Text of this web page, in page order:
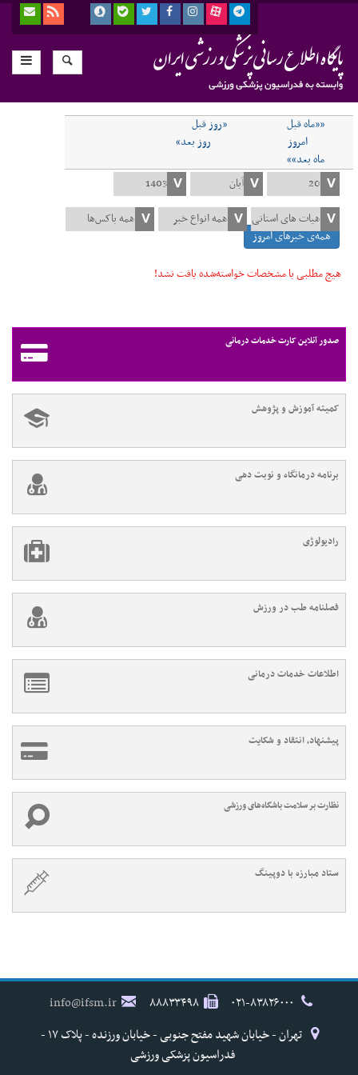
««ماه قبل
«روز قبل
امروز
روز بعد»
ماه بعد»»
همه‌ی خبرهای امروز
هیچ مطلبی با مشخصات خواسته‌شده یافت نشد!
صدور آنلاین کارت خدمات درمانی
کمیته آموزش و پژوهش
برنامه درمانگاه و نوبت دهی
رادیولوژی
فصلنامه طب در ورزش
اطلاعات خدمات درمانی
پیشنهاد، انتقاد و شکایت
نظارت بر سلامت باشگاه‌های ورزشی
ستاد مبارزه با دوپینگ
۸۸۸۳۳۴۹۸
info@ifsm.ir
تهران - خیابان شهید مفتح جنوبی - خیابان ورزنده - پلاک ۱۷ -
فدراسیون پزشکی ورزشی